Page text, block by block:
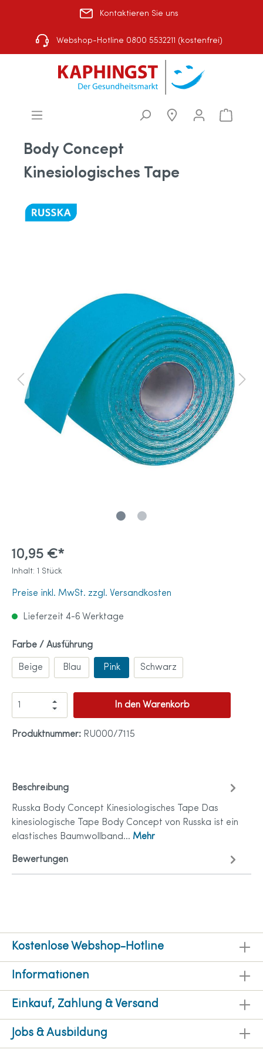
Kontaktieren Sie uns
Webshop-Hotline 0800 5532211 (kostenfrei)
Body Concept
Kinesiologisches Tape
10,95 €*
Inhalt: 1 Stück
Preise inkl. MwSt. zzgl. Versandkosten
Lieferzeit 4-6 Werktage
Farbe / Ausführung
Beige Blau Pink Schwarz
In den Warenkorb
Produktnummer: RU000/7115
Beschreibung
Russka Body Concept Kinesiologisches Tape Das
kinesiologische Tape Body Concept von Russka ist ein
elastisches Baumwollband… Mehr
Bewertungen
Kostenlose Webshop-Hotline
Informationen
Einkauf, Zahlung & Versand
Jobs & Ausbildung